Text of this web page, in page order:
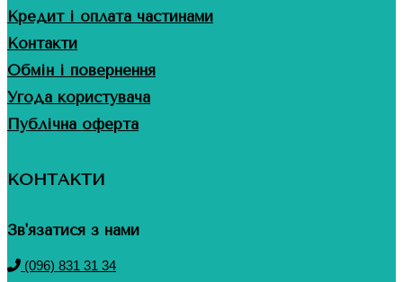
Кредит і оплата частинами
Контакти
Обмін і повернення
Угода користувача
Публічна оферта
КОНТАКТИ
Зв'язатися з нами
(096) 831 31 34